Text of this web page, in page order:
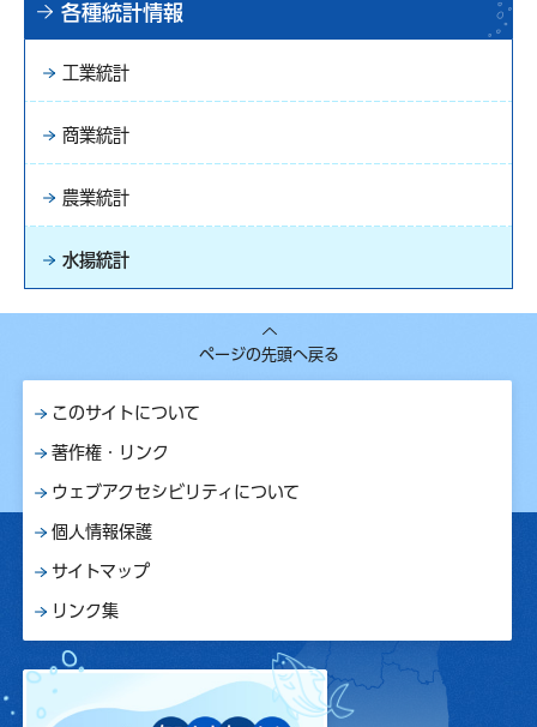
各種統計情報
工業統計
商業統計
農業統計
水揚統計
ページの先頭へ戻る
このサイトについて
著作権・リンク
ウェブアクセシビリティについて
個人情報保護
サイトマップ
リンク集